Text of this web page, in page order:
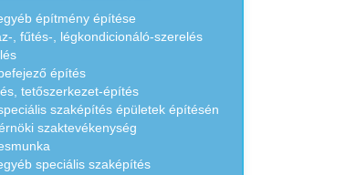
építmény építése
, fűtés-, légkondicionáló-szerelés
építés
tetőszerkezet-építés
szaképítés épületek építésén
szaktevékenység
speciális szaképítés